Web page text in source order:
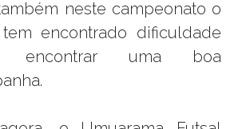
neste campeonato o
encontrado dificuldade
encontrar uma boa